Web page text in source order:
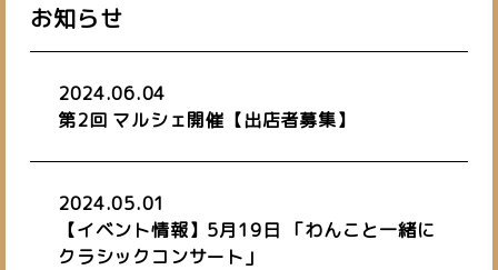
お知らせ
2024.06.04
第2回 マルシェ開催【出店者募集】
2024.05.01
【イベント情報】5月19日 「わんこと一緒に
クラシックコンサート」